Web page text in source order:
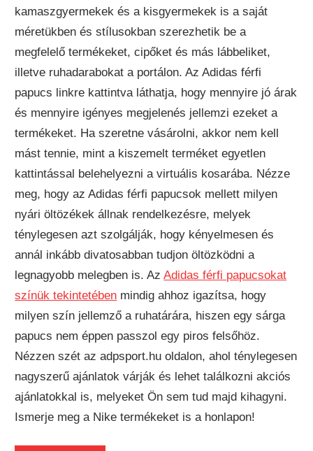
kamaszgyermekek és a kisgyermekek is a saját
méretükben és stílusokban szerezhetik be a
megfelelő termékeket, cipőket és más lábbeliket,
illetve ruhadarabokat a portálon. Az Adidas férfi
papucs linkre kattintva láthatja, hogy mennyire jó árak
és mennyire igényes megjelenés jellemzi ezeket a
termékeket. Ha szeretne vásárolni, akkor nem kell
mást tennie, mint a kiszemelt terméket egyetlen
kattintással belehelyezni a virtuális kosarába. Nézze
meg, hogy az Adidas férfi papucsok mellett milyen
nyári öltözékek állnak rendelkezésre, melyek
ténylegesen azt szolgálják, hogy kényelmesen és
annál inkább divatosabban tudjon öltözködni a
legnagyobb melegben is. AzAdidas férfi papucsokat
színük tekintetében mindig ahhoz igazítsa, hogy
milyen szín jellemző a ruhatárára, hiszen egy sárga
papucs nem éppen passzol egy piros felsőhöz.
Nézzen szét az adpsport.hu oldalon, ahol ténylegesen
nagyszerű ajánlatok várják és lehet találkozni akciós
ajánlatokkal is, melyeket Ön sem tud majd kihagyni.
Ismerje meg a Nike termékeket is a honlapon!